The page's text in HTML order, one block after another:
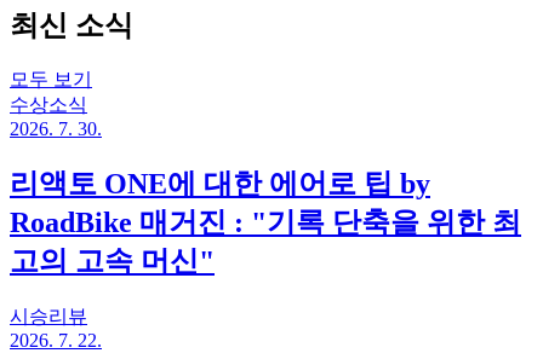
최신 소식
모두 보기
수상소식
2026. 7. 30.
리액토 ONE에 대한 에어로 팁 by
RoadBike 매거진 : "기록 단축을 위한 최
고의 고속 머신"
시승리뷰
2026. 7. 22.